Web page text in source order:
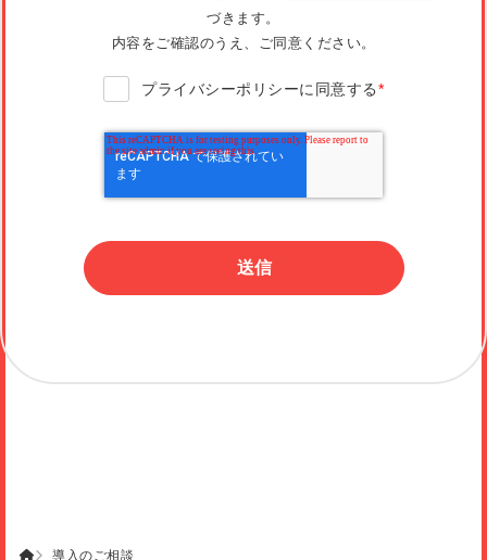
づきます。
内容をご確認のうえ、ご同意ください。
プライバシーポリシーに同意する*
導入のご相談